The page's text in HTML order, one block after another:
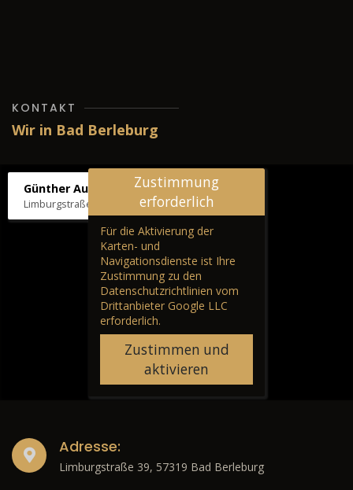
KONTAKT
Wir in Bad Berleburg
Günther Autos & Service
Limburgstraße 39, 57319 Bad Berleburg
Zustimmung
erforderlich
Für die Aktivierung der
Karten- und
Navigationsdienste ist Ihre
Zustimmung zu den
Datenschutzrichtlinien vom
Drittanbieter Google LLC
erforderlich.
Zustimmen und
aktivieren
Adresse:
Limburgstraße 39, 57319 Bad Berleburg